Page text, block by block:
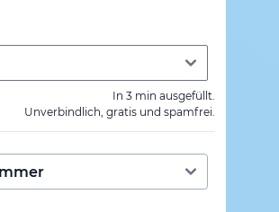
In 3 min ausgefüllt.
Unverbindlich, gratis und spamfrei.